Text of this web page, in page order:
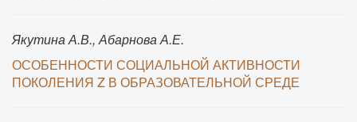
Якутина А.В., Абарнова А.Е.
ОСОБЕННОСТИ СОЦИАЛЬНОЙ АКТИВНОСТИ
ПОКОЛЕНИЯ Z В ОБРАЗОВАТЕЛЬНОЙ СРЕДЕ